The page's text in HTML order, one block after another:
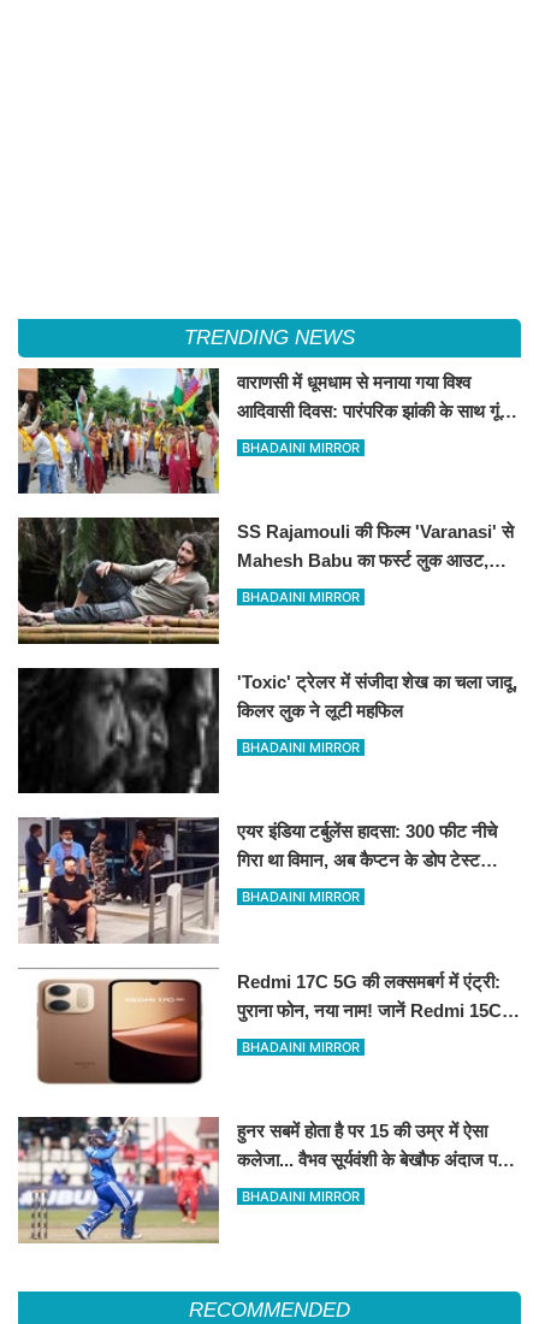
TRENDING NEWS
वाराणसी में धूमधाम से मनाया गया विश्व
आदिवासी दिवस: पारंपरिक झांकी के साथ गूंजे
संविधान और अधिकारों के नारे, DM को सौंपा
BHADAINI MIRROR
SS Rajamouli की फिल्म 'Varanasi' से
Mahesh Babu का फर्स्ट लुक आउट,
'रुद्र' के अवतार में छा गए सुपरस्टार
BHADAINI MIRROR
'Toxic' ट्रेलर में संजीदा शेख का चला जादू,
किलर लुक ने लूटी महफिल
BHADAINI MIRROR
एयर इंडिया टर्बुलेंस हादसा: 300 फीट नीचे
गिरा था विमान, अब कैप्टन के डोप टेस्ट
पॉजिटिव होने के दावे से मचा हड़कंप
BHADAINI MIRROR
Redmi 17C 5G की लक्समबर्ग में एंट्री:
पुराना फोन, नया नाम! जानें Redmi 15C
5G के रीब्रांडेड मॉडल के फीचर्स
BHADAINI MIRROR
हुनर सबमें होता है पर 15 की उम्र में ऐसा
कलेजा... वैभव सूर्यवंशी के बेखौफ अंदाज पर
फिदा हुए शिखर धवन
BHADAINI MIRROR
RECOMMENDED